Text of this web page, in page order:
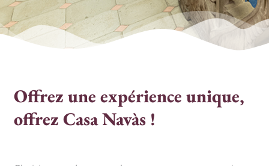
Offrez une expérience unique,
offrez Casa Navàs !